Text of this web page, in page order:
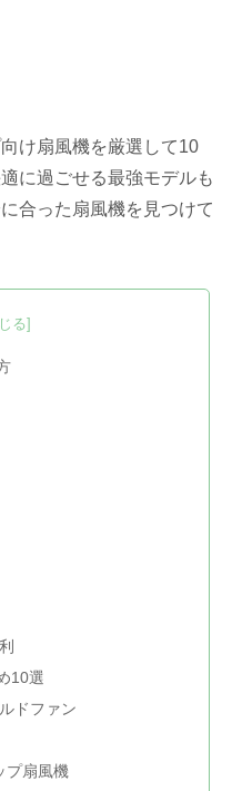
け扇風機を厳選して10
に過ごせる最強モデルも
合った扇風機を見つけて
10選
ドファン
プ扇風機